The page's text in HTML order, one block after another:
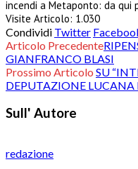
incendi a Metaponto: da qui
Visite Articolo: 1.030
Condividi Twitter
Articolo Precedente
GIANFRANCO BLASI
Prossimo Articolo SU
DEPUTAZIONE LUCANA
Sull' Autore
redazione